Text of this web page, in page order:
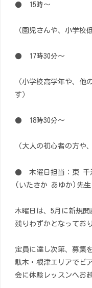
● 15時～
（園児さんや、小学校
● 17時30分～
（小学校高学年や、他
す）
● 18時30分～
（大人の初心者の方や
● 木曜日担当：東 千
(いたさか あゆか)先生
木曜日は、5月に新規
残りわずかとなってお
定員に達し次第、募集
駄木・根津エリアでピ
会に体験レッスンへお